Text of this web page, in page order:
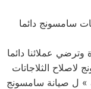
سامسونج دائما
عملائنا دائما
لاصلاح الثلاجاتات
» ل صيانة سامسونج